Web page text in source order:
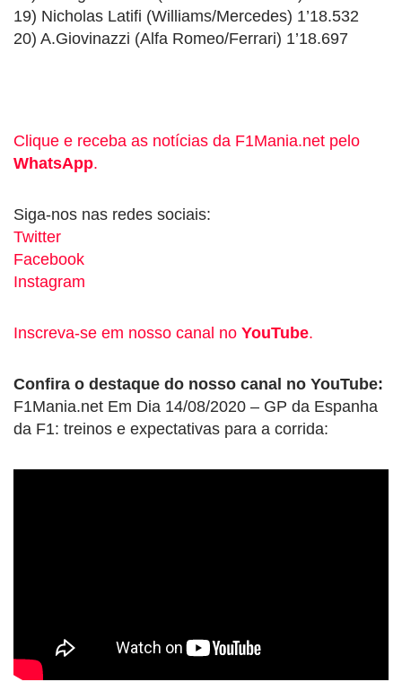
19) Nicholas Latifi (Williams/Mercedes) 1’18.532
20) A.Giovinazzi (Alfa Romeo/Ferrari) 1’18.697
Clique e receba as notícias da F1Mania.net pelo
WhatsApp.
Siga-nos nas redes sociais:
Twitter
Facebook
Instagram
Inscreva-se em nosso canal no YouTube.
Confira o destaque do nosso canal no YouTube:
F1Mania.net Em Dia 14/08/2020 – GP da Espanha
da F1: treinos e expectativas para a corrida: